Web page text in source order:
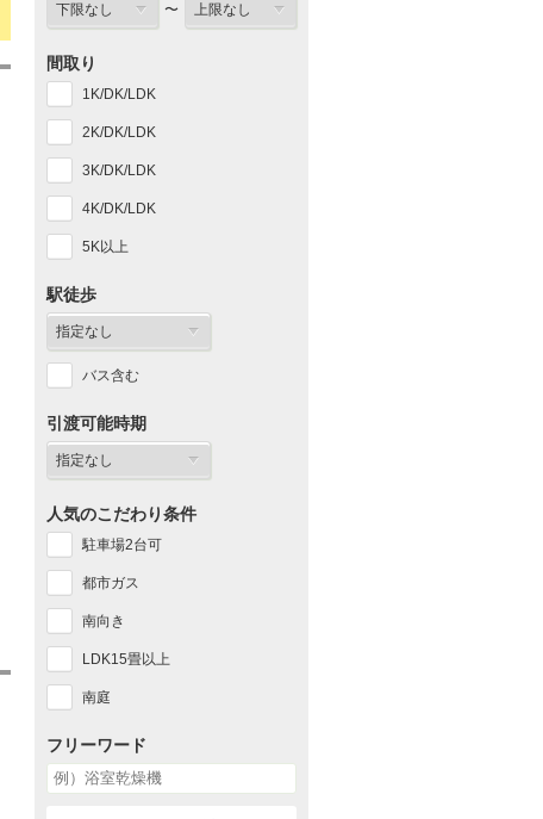
〜
間取り
1K/DK/LDK
2K/DK/LDK
3K/DK/LDK
4K/DK/LDK
5K以上
駅徒歩
バス含む
引渡可能時期
人気のこだわり条件
駐車場2台可
都市ガス
南向き
LDK15畳以上
南庭
フリーワード